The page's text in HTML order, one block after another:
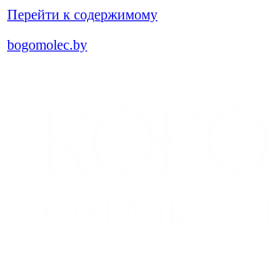
Перейти к содержимому
bogomolec.by